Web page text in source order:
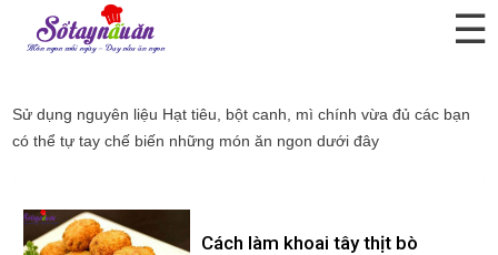
☰
Hạt tiêu, bột canh, mì chính vừa đủ
Sử dụng nguyên liệu Hạt tiêu, bột canh, mì chính vừa đủ các bạn
có thể tự tay chế biến những món ăn ngon dưới đây
Cách làm khoai tây thịt bò